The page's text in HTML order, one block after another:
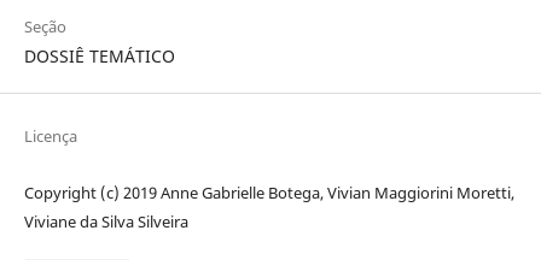
Seção
DOSSIÊ TEMÁTICO
Licença
Copyright (c) 2019 Anne Gabrielle Botega, Vivian Maggiorini Moretti,
Viviane da Silva Silveira